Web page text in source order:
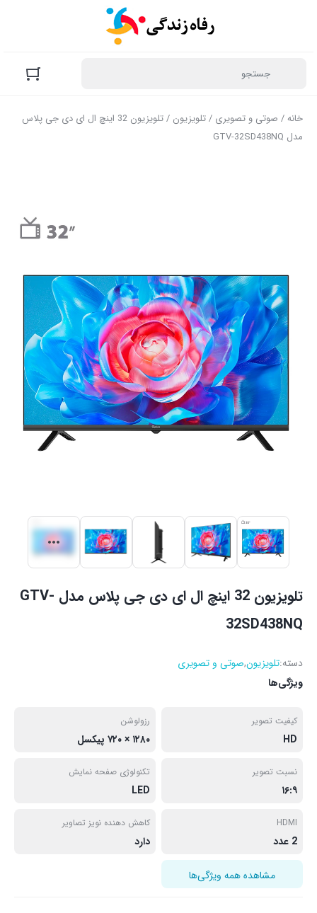
خانه/ صوتی و تصویری /تلویزیون
/ تلویزیون 32 اینچ ال ای دی جی پلاس
مدل GTV-32SD438NQ
تلویزیون 32 اینچ ال ای دی جی پلاس مدل GTV-
32SD438NQ
دسته:تلویزیون,صوتی و تصویری
ویژگی‌ها
کیفیت تصویر
HD
رزولوشن
۱۲۸۰ × ۷۲۰ پیکسل
نسبت تصویر
۱۶:۹
تکنولوژی صفحه نمایش
LED
HDMI
2 عدد
کاهش دهنده نویز تصاویر
دارد
مشاهده همه ویژگی‌ها